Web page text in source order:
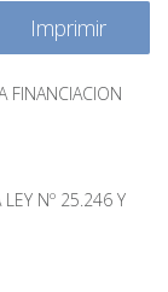
Imprimir
FINANCIACION
Nº 25.246 Y